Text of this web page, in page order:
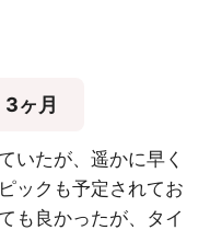
3ヶ月
いたが、遥かに早く
ックも予定されてお
も良かったが、タイ